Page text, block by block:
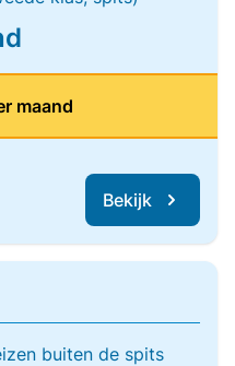
maand
Bekijk
buiten de spits